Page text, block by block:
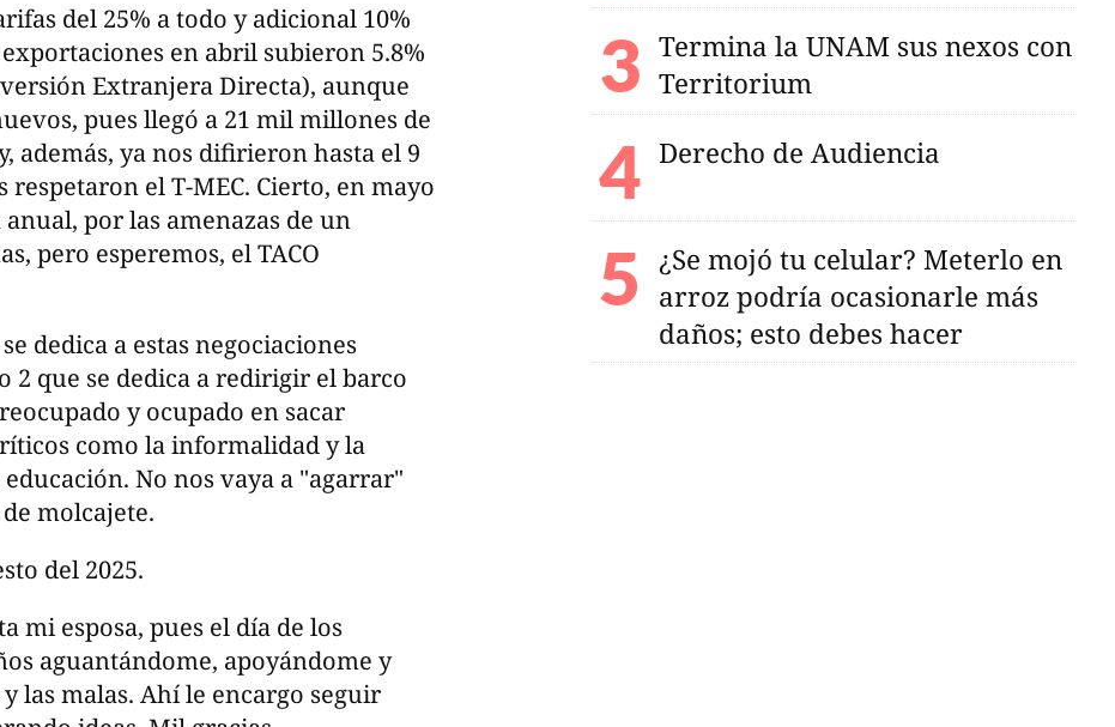
del 25% a todo y adicional 10%
en abril subieron 5.8%
Extranjera Directa), aunque
pues llegó a 21 mil millones de
además, ya nos difirieron hasta el 9
el T-MEC. Cierto, en mayo
por las amenazas de un
pero esperemos, el TACO
dedica a estas negociaciones
que se dedica a redirigir el barco
y ocupado en sacar
como la informalidad y la
No nos vaya a "agarrar"
molcajete.
del 2025.
mi esposa, pues el día de los
aguantándome, apoyándome y
las malas. Ahí le encargo seguir
Termina la UNAM sus nexos con
Territorium
Derecho de Audiencia
¿Se mojó tu celular? Meterlo en
arroz podría ocasionarle más
daños; esto debes hacer